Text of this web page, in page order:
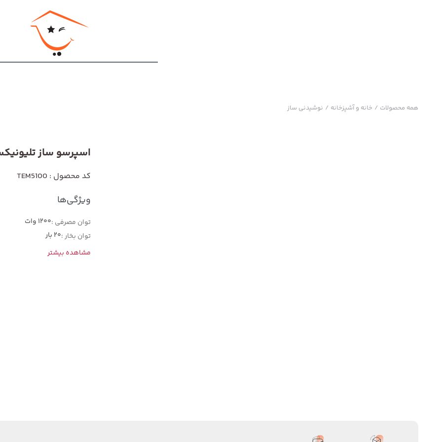
همه محصولات / خانه و آشپزخانه / نوشیدنی ساز
اسپرسو ساز تلیونیکس
کد محصول : TEM5100
ویژگی‌ها
توان مصرفی :1200 وات
توان بخار :20 بار
مشاهده بیشتر